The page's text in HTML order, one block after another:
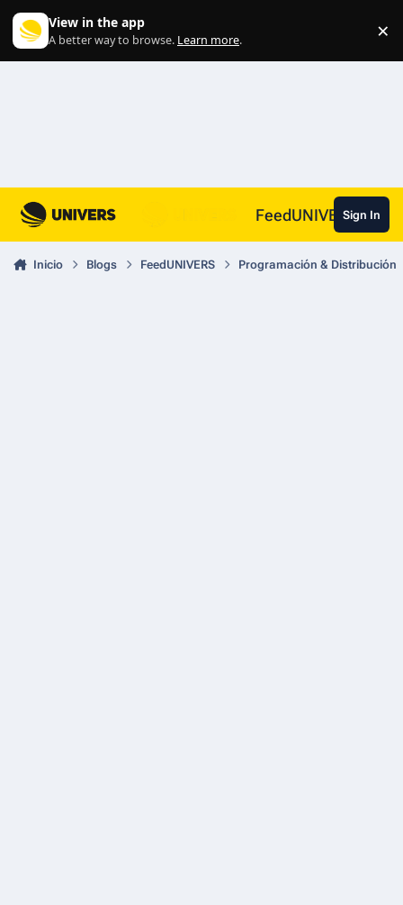
View in the app
A better way to browse. Learn more. ×
FeedUNIVERSSign In
Inicio Blogs FeedUNIVERS Programación & Distribución